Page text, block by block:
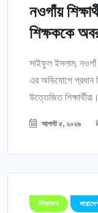
নওগাঁয়
শিক্ষককে
সাইফুল ইসলাম, নওগাঁ
এর অভিযোগে প্রধান
উত্তেজিত
আগস্ট ৫, ২০২৬
শিক্ষাঙ্গন